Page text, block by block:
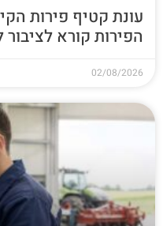
עונת קטיף פירות
הפירות קורא
02/08/2026